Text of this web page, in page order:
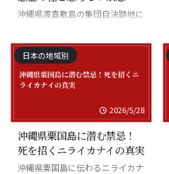
沖縄県渡嘉敷島の集団自決跡地に
日本の地域別
2026/5/28
沖縄県粟国島に潜む禁忌！
死を招くニライカナイの真実
沖縄県粟国島に伝わるニライカナ